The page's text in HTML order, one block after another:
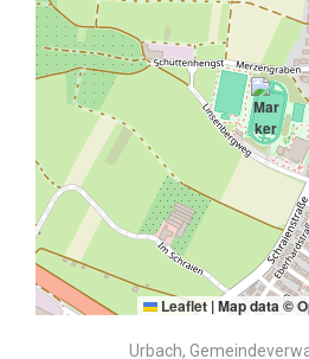
Leaflet |Map data ©
Urbach,